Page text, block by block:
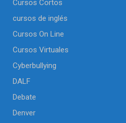
Cursos Cortos
cursos de inglés
Cursos On Line
Cursos Virtuales
Cyberbullying
DALF
Debate
Denver